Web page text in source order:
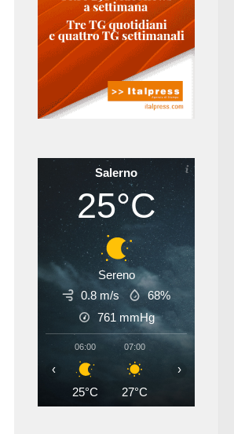
Salerno
25°C
Sereno
0.8 m/s
68%
761 mmHg
06:00
25°C
07:00
27°C
‹ ›